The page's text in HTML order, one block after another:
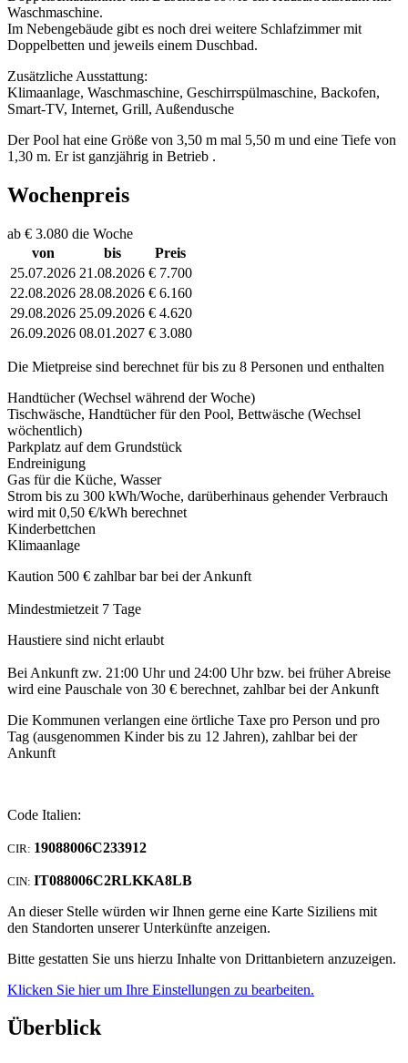
Waschmaschine.
Im Nebengebäude gibt es noch drei weitere Schlafzimmer mit
Doppelbetten und jeweils einem Duschbad.
Zusätzliche Ausstattung:
Klimaanlage, Waschmaschine, Geschirrspülmaschine, Backofen,
Smart-TV, Internet, Grill, Außendusche
Der Pool hat eine Größe von 3,50 m mal 5,50 m und eine Tiefe von
1,30 m. Er ist ganzjährig in Betrieb .
Wochenpreis
ab € 3.080 die Woche
von
bis
Preis
25.07.2026 21.08.2026 € 7.700
22.08.2026 28.08.2026 € 6.160
29.08.2026 25.09.2026 € 4.620
26.09.2026 08.01.2027 € 3.080
Die Mietpreise sind berechnet für bis zu 8 Personen und enthalten
Handtücher (Wechsel während der Woche)
Tischwäsche, Handtücher für den Pool, Bettwäsche (Wechsel
wöchentlich)
Parkplatz auf dem Grundstück
Endreinigung
Gas für die Küche, Wasser
Strom bis zu 300 kWh/Woche, darüberhinaus gehender Verbrauch
wird mit 0,50 €/kWh berechnet
Kinderbettchen
Klimaanlage
Kaution 500 € zahlbar bar bei der Ankunft
Mindestmietzeit 7 Tage
Haustiere sind nicht erlaubt
Bei Ankunft zw. 21:00 Uhr und 24:00 Uhr bzw. bei früher Abreise
wird eine Pauschale von 30 € berechnet, zahlbar bei der Ankunft
Die Kommunen verlangen eine örtliche Taxe pro Person und pro
Tag (ausgenommen Kinder bis zu 12 Jahren), zahlbar bei der
Ankunft
Code Italien:
CIR: 19088006C233912
CIN: IT088006C2RLKKA8LB
An dieser Stelle würden wir Ihnen gerne eine Karte Siziliens mit
den Standorten unserer Unterkünfte anzeigen.
Bitte gestatten Sie uns hierzu Inhalte von Drittanbietern anzuzeigen.
Klicken Sie hier um Ihre Einstellungen zu bearbeiten.
Überblick